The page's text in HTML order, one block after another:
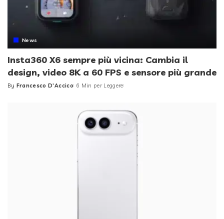
News
Insta360 X6 sempre più vicina: Cambia il
design, video 8K a 60 FPS e sensore più grande
Posted
By Francesco D'Accico 6 Min per Leggere